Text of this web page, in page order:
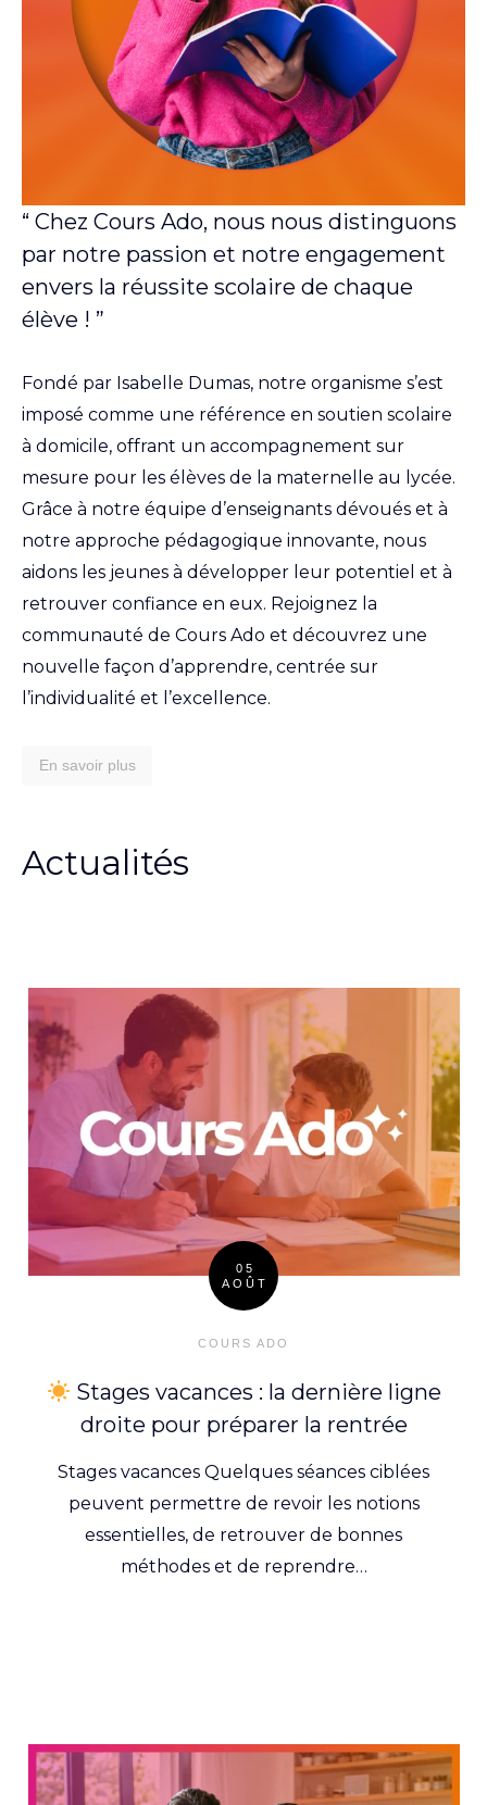
“ Chez Cours Ado, nous nous distinguons
par notre passion et notre engagement
envers la réussite scolaire de chaque
élève ! ”
Fondé par Isabelle Dumas, notre organisme s’est
imposé comme une référence en soutien scolaire
à domicile, offrant un accompagnement sur
mesure pour les élèves de la maternelle au lycée.
Grâce à notre équipe d’enseignants dévoués et à
notre approche pédagogique innovante, nous
aidons les jeunes à développer leur potentiel et à
retrouver confiance en eux. Rejoignez la
communauté de Cours Ado et découvrez une
nouvelle façon d’apprendre, centrée sur
l’individualité et l’excellence.
En savoir plus
Actualités
05
AOÛT
COURS ADO
Stages vacances : la dernière ligne
droite pour préparer la rentrée
Stages vacances Quelques séances ciblées
peuvent permettre de revoir les notions
essentielles, de retrouver de bonnes
méthodes et de reprendre…